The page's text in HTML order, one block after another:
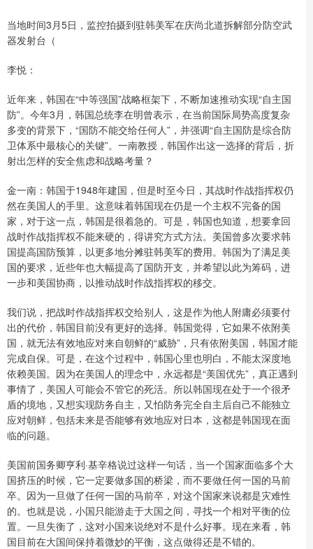
当地时间3月5日，监控拍摄到驻韩美军在庆尚北道拆解部分防空武
器发射台（
李悦：
近年来，韩国在“中等强国”战略框架下，不断加速推动实现“自主国
防”。今年3月，韩国总统李在明曾表示，在当前国际局势高度复杂
多变的背景下，“国防不能交给任何人”，并强调“自主国防是综合防
卫体系中最核心的关键”。一南教授，韩国作出这一选择的背后，折
射出怎样的安全焦虑和战略考量？
金一南：韩国于1948年建国，但是时至今日，其战时作战指挥权仍
然在美国人的手里。这意味着韩国现在仍是一个主权不完备的国
家，对于这一点，韩国是很着急的。可是，韩国也知道，想要拿回
战时作战指挥权不能来硬的，得讲究方式方法。美国曾多次要求韩
国提高国防预算，以更多地分摊驻韩美军的费用。韩国为了满足美
国的要求，近些年也大幅提高了国防开支，并希望以此为筹码，进
一步和美国协商，以推动战时作战指挥权的移交。
我们说，把战时作战指挥权交给别人，这是作为他人附庸必须要付
出的代价，韩国目前没有更好的选择。韩国觉得，它如果不依附美
国，就无法有效地应对来自朝鲜的“威胁”，只有依附美国，韩国才能
完成自保。可是，在这个过程中，韩国心里也明白，不能太深度地
依赖美国。因为在美国人的理念中，永远都是“美国优先”，真正遇到
事情了，美国人可能会不管它的死活。所以韩国现在处于一个很矛
盾的境地，又想实现防务自主，又怕防务完全自主后自己不能独立
应对朝鲜，包括未来是否能够有效地应对日本，这都是韩国现在面
临的问题。
美国前国务卿亨利·基辛格说过这样一句话，当一个国家面临多个大
国挤压的时候，它一定要做多国的桥梁，而不要做任何一国的马前
卒。因为一旦做了任何一国的马前卒，对这个国家来说都是灾难性
的。也就是说，小国只能游走于大国之间，寻找一个相对平衡的位
置。一旦失衡了，这对小国来说绝对不是什么好事。现在来看，韩
国目前在大国间保持着微妙的平衡，这点做得还是不错的。